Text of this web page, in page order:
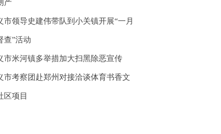
产
市领导史建伟带队到小关镇开展“一月
查”活动
市米河镇多举措加大扫黑除恶宣传
市考察团赴郑州对接洽谈体育书香文
区项目